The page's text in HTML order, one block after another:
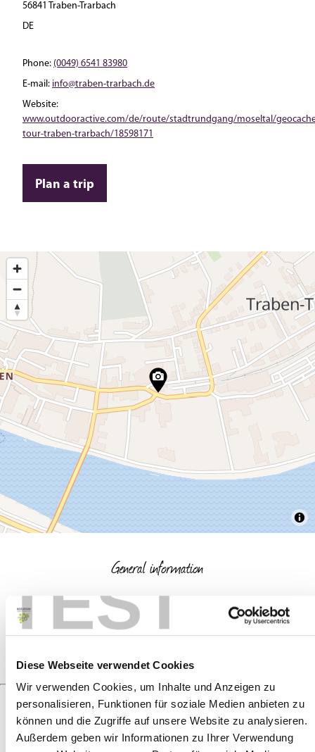
TEST
Diese Webseite verwendet Cookies
Wir verwenden Cookies, um Inhalte und Anzeigen zu
personalisieren, Funktionen für soziale Medien anbieten zu
können und die Zugriffe auf unsere Website zu analysieren.
Außerdem geben wir Informationen zu Ihrer Verwendung
56841 Traben-Trarbach
DE
Phone: (0049) 6541 83980
E-mail: info@traben-trarbach.de
Website:
www.outdooractive.com/de/route/stadtrundgang/moseltal/
tour-traben-trarbach/18598171
Plan a trip
General information
Openings
Next steps